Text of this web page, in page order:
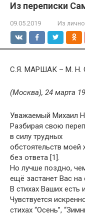
Из переписки
09.05.2019 Из
С.Я. МАРШАК – М. Н.
(Москва), 24 марта
Уважаемый Михаил
Разбирая свою
в силу трудных
обстоятельств моей
без ответа [1].
Но лучше поздно,
ещё застанет Вас на
В стихах Ваших есть
Чувствуется
стихах “Осень”,